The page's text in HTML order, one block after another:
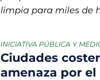
limpia para miles de
INICIATIVA PÚBLICA Y
Ciudades
amenaza por